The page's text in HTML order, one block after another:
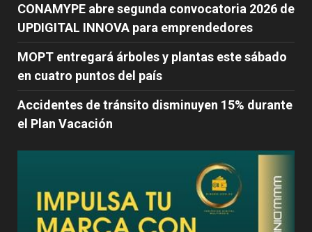
CONAMYPE abre segunda convocatoria 2026 de
UPDIGITAL INNOVA para emprendedores
MOPT entregará árboles y plantas este sábado
en cuatro puntos del país
Accidentes de tránsito disminuyen 15% durante
el Plan Vacación